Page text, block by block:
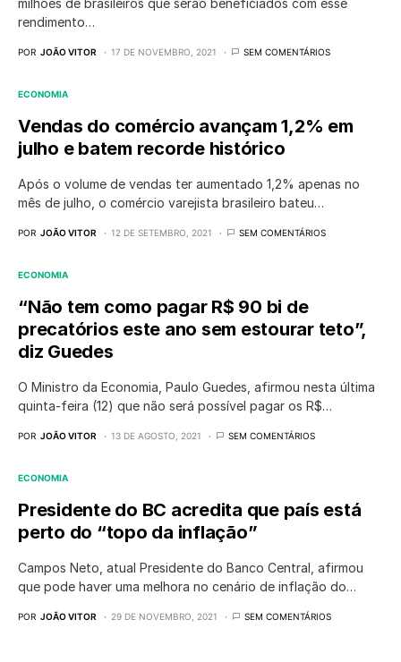
rendimento…
POR JOÃO VITOR 17 DE NOVEMBRO, 2021 SEM COMENTÁRIOS
ECONOMIA
Vendas do comércio avançam 1,2% em
julho e batem recorde histórico
Após o volume de vendas ter aumentado 1,2% apenas no
mês de julho, o comércio varejista brasileiro bateu…
POR JOÃO VITOR 12 DE SETEMBRO, 2021 SEM COMENTÁRIOS
ECONOMIA
“Não tem como pagar R$ 90 bi de
precatórios este ano sem estourar teto”,
diz Guedes
O Ministro da Economia, Paulo Guedes, afirmou nesta última
quinta-feira (12) que não será possível pagar os R$…
POR JOÃO VITOR 13 DE AGOSTO, 2021 SEM COMENTÁRIOS
ECONOMIA
Presidente do BC acredita que país está
perto do “topo da inflação”
Campos Neto, atual Presidente do Banco Central, afirmou
que pode haver uma melhora no cenário de inflação do…
POR JOÃO VITOR 29 DE NOVEMBRO, 2021 SEM COMENTÁRIOS